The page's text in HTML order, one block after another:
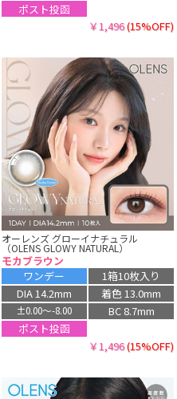
ポスト投函
￥1,496(15%OFF)
オーレンズ グローイナチュラル
（OLENS GLOWY NATURAL）
モカブラウン
ワンデー
1箱10枚入り
DIA 14.2mm
着色 13.0mm
±0.00〜-8.00
BC 8.7mm
ポスト投函
￥1,496(15%OFF)